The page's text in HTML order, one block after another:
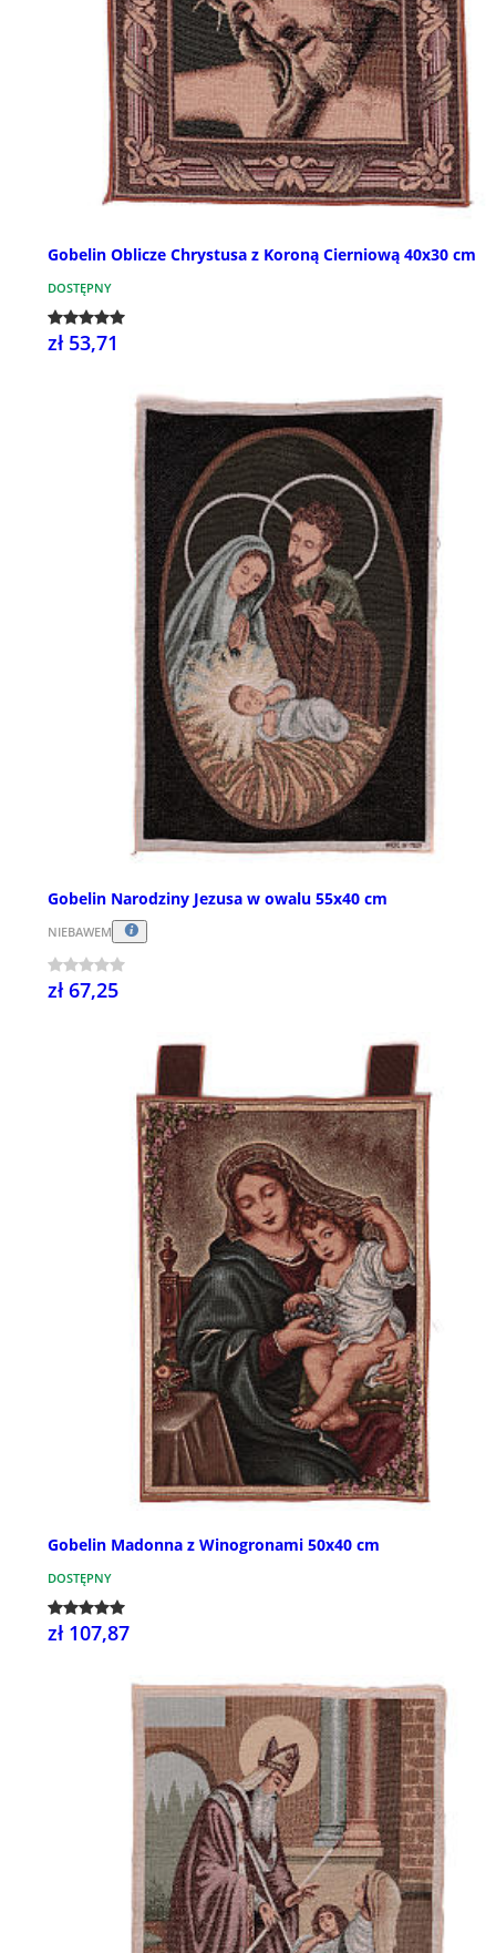
Gobelin Oblicze Chrystusa z Koroną Cierniową 40x30 cm
DOSTĘPNY
zł 53,71
Gobelin Narodziny Jezusa w owalu 55x40 cm
NIEBAWEM
zł 67,25
Gobelin Madonna z Winogronami 50x40 cm
DOSTĘPNY
zł 107,87